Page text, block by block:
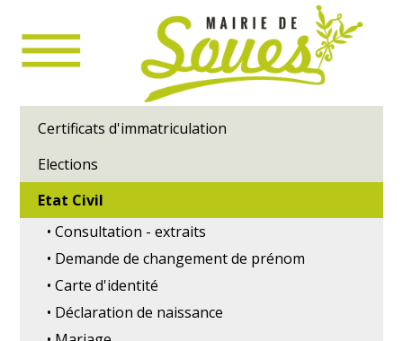
Certificats d'immatriculation
Elections
Etat Civil
• Consultation - extraits
• Demande de changement de prénom
• Carte d'identité
• Déclaration de naissance